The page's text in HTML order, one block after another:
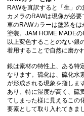
RAWを直訳すると「生」の
カメラのRAWは現像が必
車のRAWカラーは塗装を
塗装。JAM HOME MADE
以上変色することのない銀
着用することで自然に磨か
銀は素材の特性上、ある特
なります。硫化は、硫化水
が形成される現象を指しま
あり、特に湿度が高く、硫
てしまった様に見えるこの
要素として取り入れてきま